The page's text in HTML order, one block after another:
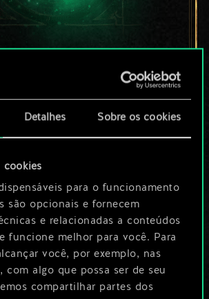
Detalhes Sobre os cookies
cookies
para o funcionamento
são opcionais e fornecem
e relacionadas a conteúdos
funcione melhor para você. Para
você, por exemplo, nas
com algo que possa ser de seu
compartilhar partes dos
isto é
um conjunto
dá para
muito mais!
para este baralho e crie